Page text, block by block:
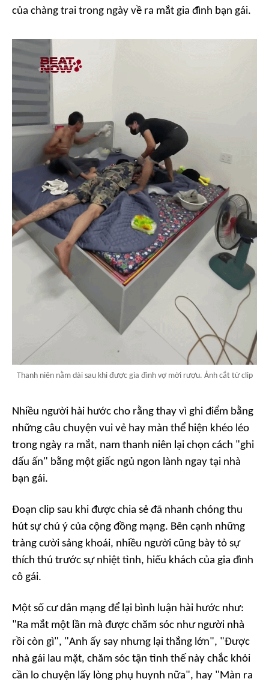
của chàng trai trong ngày về ra mắt gia đình bạn gái.
Thanh niên nằm dài sau khi được gia đình vợ mời rượu. Ảnh cắt từ clip
Nhiều người hài hước cho rằng thay vì ghi điểm bằng
những câu chuyện vui vẻ hay màn thể hiện khéo léo
trong ngày ra mắt, nam thanh niên lại chọn cách "ghi
dấu ấn" bằng một giấc ngủ ngon lành ngay tại nhà
bạn gái.
Đoạn clip sau khi được chia sẻ đã nhanh chóng thu
hút sự chú ý của cộng đồng mạng. Bên cạnh những
tràng cười sảng khoái, nhiều người cũng bày tỏ sự
thích thú trước sự nhiệt tình, hiếu khách của gia đình
cô gái.
Một số cư dân mạng để lại bình luận hài hước như:
"Ra mắt một lần mà được chăm sóc như người nhà
rồi còn gì", "Anh ấy say nhưng lại thắng lớn", "Được
nhà gái lau mặt, chăm sóc tận tình thế này chắc khỏi
cần lo chuyện lấy lòng phụ huynh nữa", hay "Màn ra